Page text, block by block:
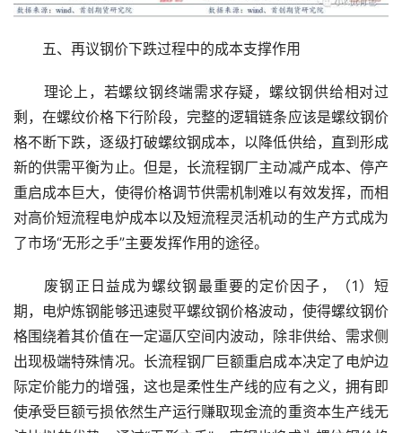
五、再议钢价下跌过程中的成本支撑作用
理论上，若螺纹钢终端需求存疑，螺纹钢供给相对过
剩，在螺纹价格下行阶段，完整的逻辑链条应该是螺纹钢价
格不断下跌，逐级打破螺纹钢成本，以降低供给，直到形成
新的供需平衡为止。但是，长流程钢厂主动减产成本、停产
重启成本巨大，使得价格调节供需机制难以有效发挥，而相
对高价短流程电炉成本以及短流程灵活机动的生产方式成为
了市场“无形之手”主要发挥作用的途径。
废钢正日益成为螺纹钢最重要的定价因子，（1）短
期，电炉炼钢能够迅速熨平螺纹钢价格波动，使得螺纹钢价
格围绕着其价值在一定逼仄空间内波动，除非供给、需求侧
出现极端特殊情况。长流程钢厂巨额重启成本决定了电炉边
际定价能力的增强，这也是柔性生产线的应有之义，拥有即
使承受巨额亏损依然生产运行赚取现金流的重资本生产线无